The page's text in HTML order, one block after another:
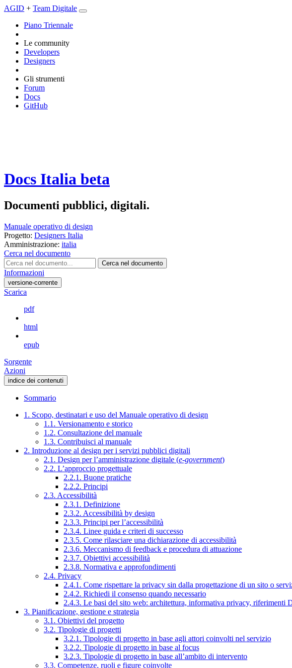
AGID + Team Digitale
Piano Triennale
Le community
Developers
Designers
Gli strumenti
Forum
Docs
GitHub
Docs Italia beta
Documenti pubblici, digitali.
Manuale operativo di design
Progetto: Designers Italia
Amministrazione: italia
Cerca nel documento
Cerca nel documento
Informazioni
versione-corrente
Scarica
pdf
html
epub
Sorgente
Azioni
indice dei contenuti
Sommario
1. Scopo, destinatari e uso del Manuale operativo di design
1.1. Versionamento e storico
1.2. Consultazione del manuale
1.3. Contribuisci al manuale
2. Introduzione al design per i servizi pubblici digitali
2.1. Design per l’amministrazione digitale (e-government)
2.2. L’approccio progettuale
2.2.1. Buone pratiche
2.2.2. Principi
2.3. Accessibilità
2.3.1. Definizione
2.3.2. Accessibilità by design
2.3.3. Principi per l’accessibilità
2.3.4. Linee guida e criteri di successo
2.3.5. Come rilasciare una dichiarazione di accessibilità
2.3.6. Meccanismo di feedback e procedura di attuazione
2.3.7. Obiettivi accessibilità
2.3.8. Normativa e approfondimenti
2.4. Privacy
2.4.1. Come rispettare la privacy sin dalla progettazione di un sito o
2.4.2. Richiedi il consenso quando necessario
2.4.3. Le basi del sito web: architettura, informativa privacy, riferimenti
3. Pianificazione, gestione e strategia
3.1. Obiettivi del progetto
3.2. Tipologie di progetti
3.2.1. Tipologie di progetto in base agli attori coinvolti nel servizio
3.2.2. Tipologie di progetto in base al focus
3.2.3. Tipologie di progetto in base all’ambito di intervento
3.3. Competenze, ruoli e figure coinvolte